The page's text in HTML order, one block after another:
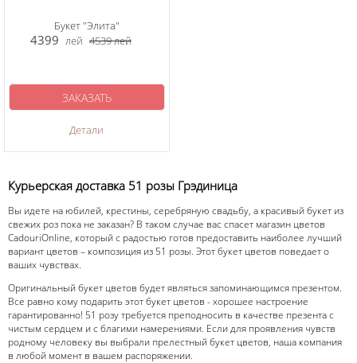
Букет "Элита"
4399 лей 4539лей
Детали
ЗАКАЗАТЬ
Курьерская доставка 51 розы Грэдиница
Вы идете на юбилей, крестины, серебряную свадьбу, а красивый букет из
свежих роз пока не заказан? В таком случае вас спасет магазин цветов
CadouriOnline, который с радостью готов предоставить наиболее лучший
вариант цветов – композиция из 51 розы. Этот букет цветов поведает о
ваших чувствах.
Оригинальный букет цветов будет являться запоминающимся презентом.
Все равно кому подарить этот букет цветов - хорошее настроение
гарантированно! 51 розу требуется преподносить в качестве презента с
чистым сердцем и с благими намерениями. Если для проявления чувств
родному человеку вы выбрали прелестный букет цветов, наша компания
в любой момент в вашем распоряжении.